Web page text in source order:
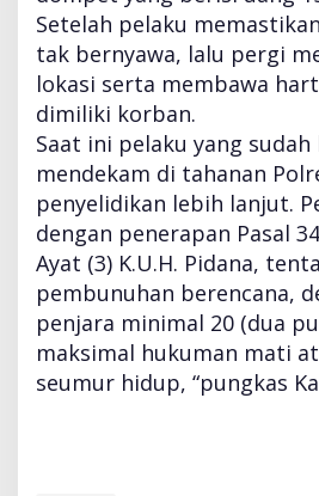
Setelah pelaku
tak bernyawa, lalu pergi
lokasi serta membawa
dimiliki korban.
Saat ini pelaku yang
mendekam di tahanan
penyelidikan lebih lanjut.
dengan penerapan Pasal
Ayat (3) K.U.H. Pidana,
pembunuhan berencana,
penjara minimal 20 (dua
maksimal hukuman mati
seumur hidup, “pungkas